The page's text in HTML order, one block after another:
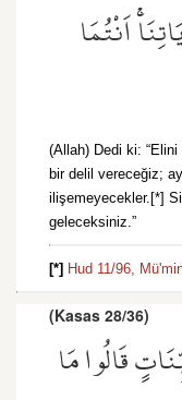
اَنْتُمَا
(Allah) Dedi ki:
bir delil vereceğiz;
ilişemeyecekler.[*]
geleceksiniz.”
[*] Hud 11/96,
(Kasas 28/36)
قَالُوا مَا